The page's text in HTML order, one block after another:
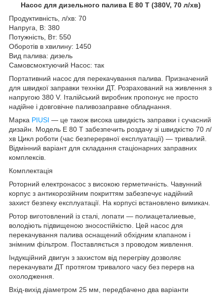
Насос для дизельного палива E 80 T (380V, 70 л/хв)
Продуктивність, л/хв: 70
Напруга, В: 380
Потужність, Вт: 550
Оборотів в хвилину: 1450
Вид палива: дизель
Самовсмоктуючий Насос: так
Портативний насос для перекачування палива. Призначений
для швидкої заправки техніки ДТ. Розрахований на живлення з
напругою 380 V. Італійський виробник пропонує не просто
надійне і довговічне паливозаправне обладнання.
Марка PIUSI — це також висока швидкість заправки і сучасний
дизайн. Модель E 80 Т забезпечить роздачу зі швидкістю 70 л/
хв Цикл роботи (час безперервної експлуатації) — тривалий.
Відмінний варіант для складання стаціонарних заправних
комплексів.
Комплектація
Роторний електронасос з високою герметичність. Чавунний
корпус з антикорозійним покриттям забезпечує надійний
захист безпеку експлуатації. На корпусі встановлено вимикач.
Ротор виготовлений із сталі, лопати — полиацеталиевые,
володіють підвищеною зносостійкістю. Цей насос для
перекачування палива оснащений обхідним клапаном і
знімним фільтром. Поставляється з проводом живлення.
Індукційний двигун з захистом від перегріву дозволяє
перекачувати ДТ протягом тривалого часу без перерв на
охолодження.
Вхід-вихід діаметром 25 мм, передбачено два варіанти